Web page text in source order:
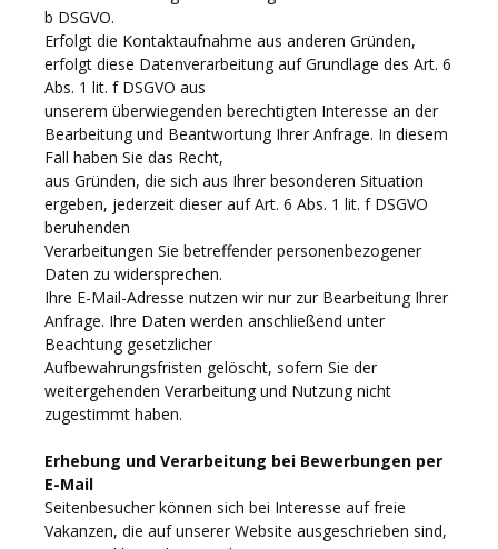
b DSGVO.
Erfolgt die Kontaktaufnahme aus anderen Gründen,
erfolgt diese Datenverarbeitung auf Grundlage des Art. 6
Abs. 1 lit. f DSGVO aus
unserem überwiegenden berechtigten Interesse an der
Bearbeitung und Beantwortung Ihrer Anfrage. In diesem
Fall haben Sie das Recht,
aus Gründen, die sich aus Ihrer besonderen Situation
ergeben, jederzeit dieser auf Art. 6 Abs. 1 lit. f DSGVO
beruhenden
Verarbeitungen Sie betreffender personenbezogener
Daten zu widersprechen.
Ihre E-Mail-Adresse nutzen wir nur zur Bearbeitung Ihrer
Anfrage. Ihre Daten werden anschließend unter
Beachtung gesetzlicher
Aufbewahrungsfristen gelöscht, sofern Sie der
weitergehenden Verarbeitung und Nutzung nicht
zugestimmt haben.
Erhebung und Verarbeitung bei Bewerbungen per
E-Mail
Seitenbesucher können sich bei Interesse auf freie
Vakanzen, die auf unserer Website ausgeschrieben sind,